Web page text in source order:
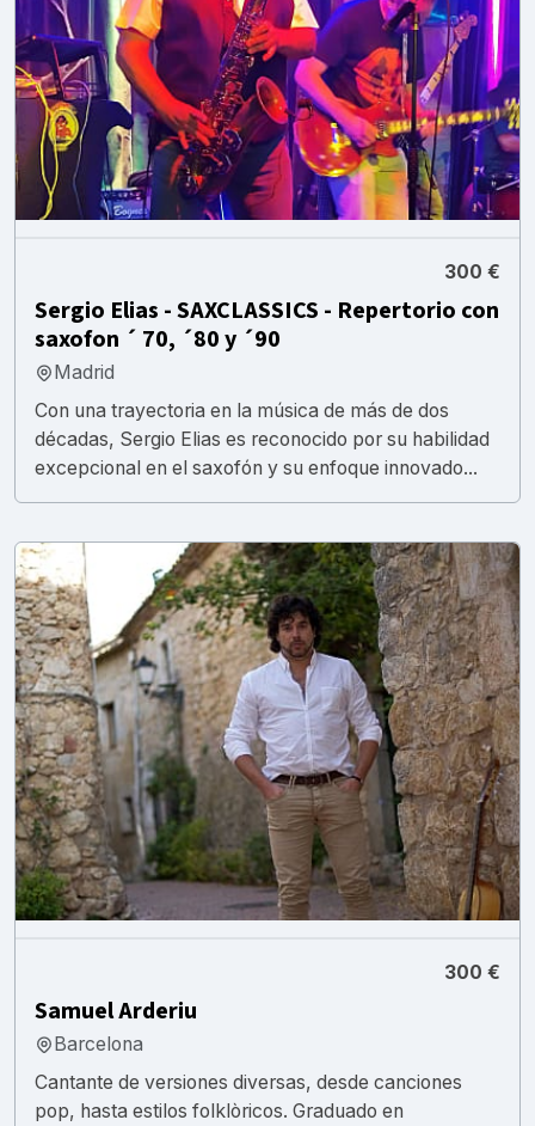
300 €
Sergio Elias - SAXCLASSICS - Repertorio con
saxofon ´ 70, ´80 y ´90
Madrid
Con una trayectoria en la música de más de dos
décadas, Sergio Elias es reconocido por su habilidad
excepcional en el saxofón y su enfoque innovado...
300 €
Samuel Arderiu
Barcelona
Cantante de versiones diversas, desde canciones
pop, hasta estilos folklòricos. Graduado en